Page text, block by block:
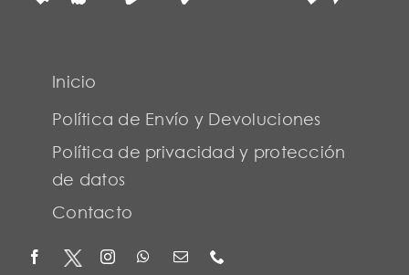
Inicio
Política de Envío y Devoluciones
Política de privacidad y protección
de datos
Contacto